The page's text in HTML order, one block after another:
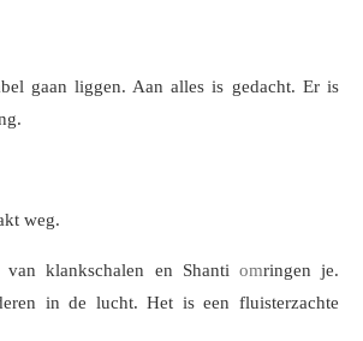
gaan liggen. Aan alles is gedacht. Er is
weg.
klankschalen en Shanti omringen je.
in de lucht. Het is een fluisterzachte